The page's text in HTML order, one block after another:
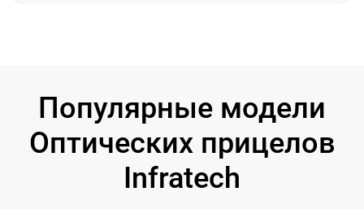
Популярные модели
Оптических прицелов
Infratech